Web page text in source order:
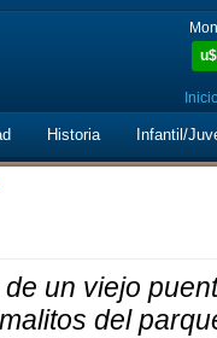
u$
Historia Infantil/
un viejo
del